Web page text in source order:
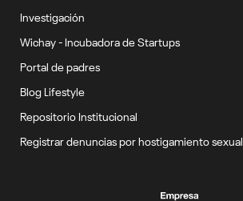
Investigación
Wichay - Incubadora de Startups
Portal de padres
Blog Lifestyle
Repositorio Institucional
Registrar denuncias por hostigamiento sexual